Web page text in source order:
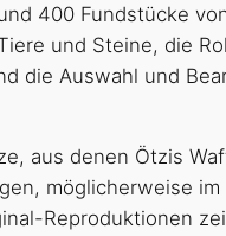
400 Fundstücke
und Steine, die
die Auswahl und
aus denen Ötzis
möglicherweise
Reproduktionen